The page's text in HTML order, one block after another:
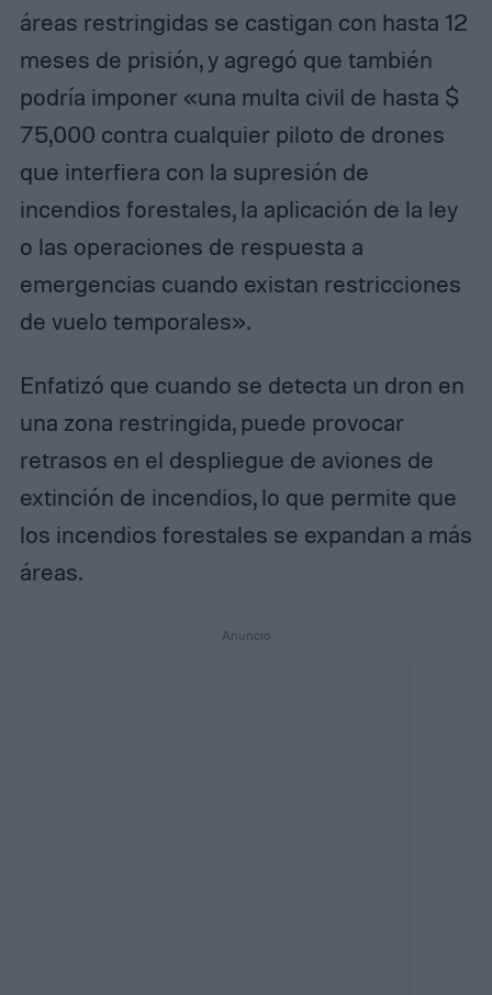
áreas restringidas se castigan con hasta 12
meses de prisión, y agregó que también
podría imponer «una multa civil de hasta $
75,000 contra cualquier piloto de drones
que interfiera con la supresión de
incendios forestales, la aplicación de la ley
o las operaciones de respuesta a
emergencias cuando existan restricciones
de vuelo temporales».
Enfatizó que cuando se detecta un dron en
una zona restringida, puede provocar
retrasos en el despliegue de aviones de
extinción de incendios, lo que permite que
los incendios forestales se expandan a más
áreas.